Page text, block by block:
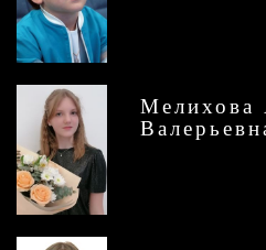
Мелихова